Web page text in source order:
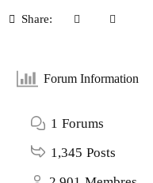
Share:
Forum Information
1 Forums
1,345 Posts